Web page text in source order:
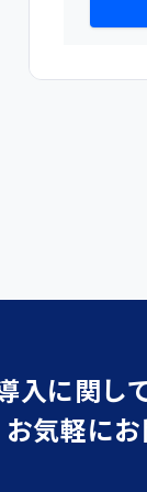
入に関し
お気軽に